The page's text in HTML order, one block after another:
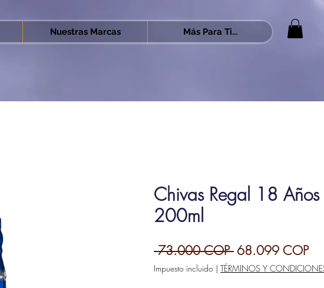
Nuestras Marcas Más Para Ti...
Chivas Regal 18 Años
200ml
73.000 COP Precio
68.099 COP
de
Impuesto incluido | TÉRMINOS Y